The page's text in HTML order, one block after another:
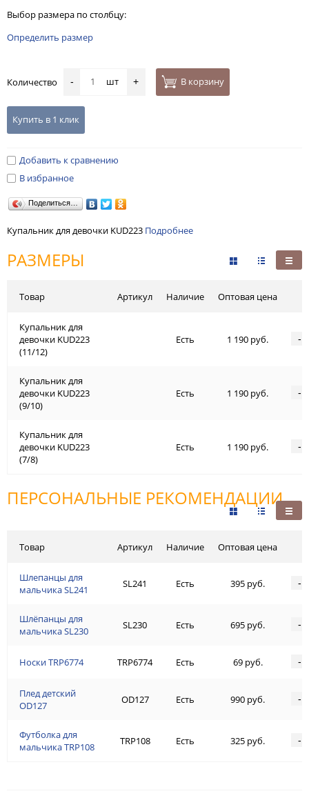
Выбор размера по столбцу:
Определить размер
Количество - шт + В корзину
Купить в 1 клик
Добавить к сравнению
В избранное
Поделиться…
Купальник для девочки KUD223 Подробнее
РАЗМЕРЫ
Товар
Купальник для
девочки KUD223
(11/12)
Купальник для
девочки KUD223
(9/10)
Купальник для
девочки KUD223
(7/8)
Артикул Наличие Оптовая цена
Есть 1 190 руб. -
Есть 1 190 руб. -
Есть 1 190 руб. -
ПЕРСОНАЛЬНЫЕ РЕКОМЕНДАЦИИ
Товар
Шлепанцы для
мальчика SL241
Шлёпанцы для
мальчика SL230
Носки TRP6774
Плед детский
OD127
Футболка для
мальчика TRP108
Артикул Наличие Оптовая цена
SL241 Есть 395 руб. -
SL230 Есть 695 руб. -
TRP6774 Есть 69 руб. -
OD127 Есть 990 руб. -
TRP108 Есть 325 руб. -